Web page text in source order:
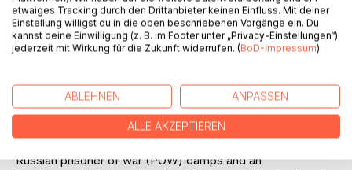
It is the year 1944 as the 19-year old German high school
to the Allied Forces. Within months of being sent straight
into the confusion and turmoil at the Eastern Front in
Belarus he is taken prisoner by Russian forces. And so
begins his long and harrowing odyssey through various
Russian prisoner of war (POW) camps and an
etwaiges Tracking durch den Drittanbieter keinen Einfluss. Mit deiner
Einstellung willigst du in die oben beschriebenen Vorgänge ein. Du
kannst deine Einwilligung (z. B. im Footer unter „Privacy-Einstellungen“)
jederzeit mit Wirkung für die Zukunft widerrufen. (BoD-Impressum)
ABLEHNEN ANPASSEN
ALLE AKZEPTIEREN